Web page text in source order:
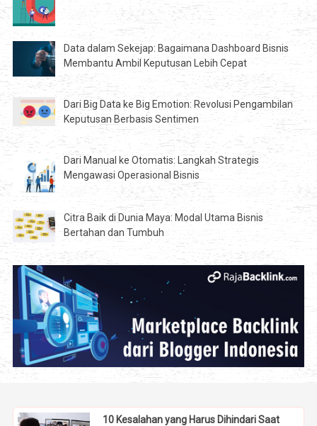
Data dalam Sekejap: Bagaimana Dashboard Bisnis
Membantu Ambil Keputusan Lebih Cepat
Dari Big Data ke Big Emotion: Revolusi Pengambilan
Keputusan Berbasis Sentimen
Dari Manual ke Otomatis: Langkah Strategis
Mengawasi Operasional Bisnis
Citra Baik di Dunia Maya: Modal Utama Bisnis
Bertahan dan Tumbuh
10 Kesalahan yang Harus Dihindari Saat